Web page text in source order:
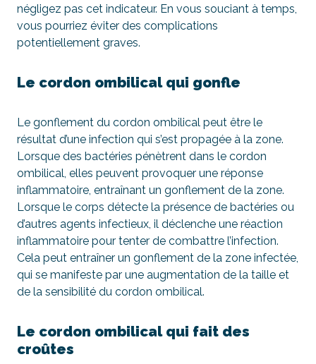
négligez pas cet indicateur. En vous souciant à temps,
vous pourriez éviter des complications
potentiellement graves.
Le cordon ombilical qui gonfle
Le gonflement du cordon ombilical peut être le
résultat d’une infection qui s’est propagée à la zone.
Lorsque des bactéries pénètrent dans le cordon
ombilical, elles peuvent provoquer une réponse
inflammatoire, entraînant un gonflement de la zone.
Lorsque le corps détecte la présence de bactéries ou
d’autres agents infectieux, il déclenche une réaction
inflammatoire pour tenter de combattre l’infection.
Cela peut entraîner un gonflement de la zone infectée,
qui se manifeste par une augmentation de la taille et
de la sensibilité du cordon ombilical.
Le cordon ombilical qui fait des
croûtes